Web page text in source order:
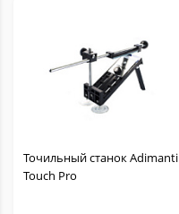
Охотничьи
Филейные
Точильный станок Adimanti
Touch Pro